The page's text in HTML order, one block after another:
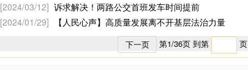
[2024/03/12] 诉求解决！两路公交首班发车时间提前
[2024/01/29]
【人民心声】高质量发展离不开基层法治力量
下一页 第1/36页 到第 页